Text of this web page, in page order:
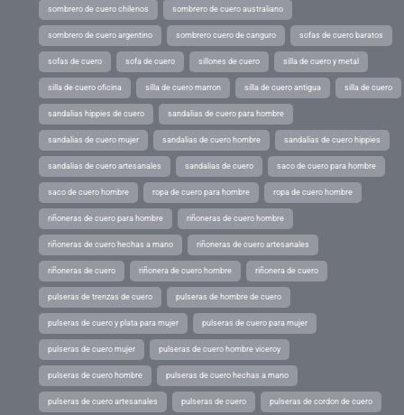
sombrero de cuero chilenos sombrero de cuero australiano
sombrero de cuero argentino sombrero cuero de canguro sofas de cuero baratos
sofas de cuero sofa de cuero sillones de cuero silla de cuero y metal
silla de cuero oficina silla de cuero marron silla de cuero antigua silla de cuero
sandalias hippies de cuero sandalias de cuero para hombre
sandalias de cuero mujer sandalias de cuero hombre sandalias de cuero hippies
sandalias de cuero artesanales sandalias de cuero saco de cuero para hombre
saco de cuero hombre ropa de cuero para hombre ropa de cuero hombre
riñoneras de cuero para hombre riñoneras de cuero hombre
riñoneras de cuero hechas a mano riñoneras de cuero artesanales
riñoneras de cuero riñonera de cuero hombre riñonera de cuero
pulseras de trenzas de cuero pulseras de hombre de cuero
pulseras de cuero y plata para mujer pulseras de cuero para mujer
pulseras de cuero mujer pulseras de cuero hombre viceroy
pulseras de cuero hombre pulseras de cuero hechas a mano
pulseras de cuero artesanales pulseras de cuero pulseras de cordon de cuero